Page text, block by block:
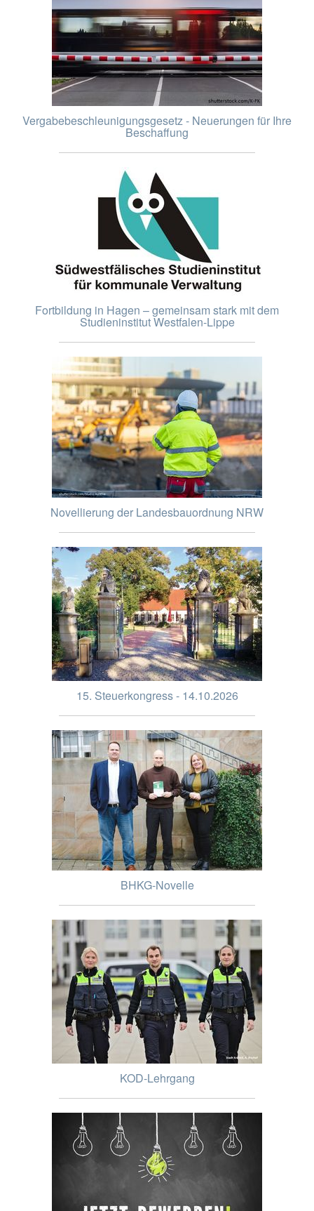
Vergabebeschleunigungsgesetz - Neuerungen für Ihre
Beschaffung
Fortbildung in Hagen – gemeinsam stark mit dem
Studieninstitut Westfalen-Lippe
Novellierung der Landesbauordnung NRW
15. Steuerkongress - 14.10.2026
BHKG-Novelle
KOD-Lehrgang